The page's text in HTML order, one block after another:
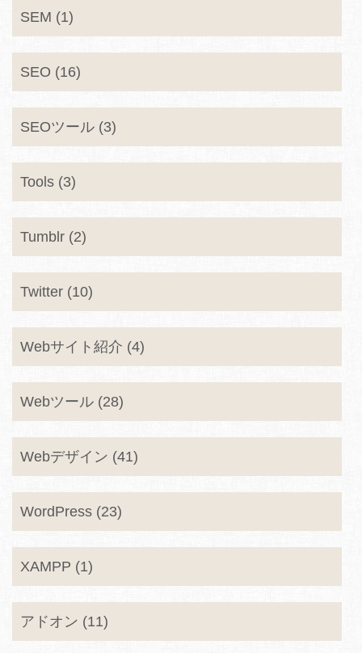
SEM (1)
SEO (16)
SEOツール (3)
Tools (3)
Tumblr (2)
Twitter (10)
Webサイト紹介 (4)
Webツール (28)
Webデザイン (41)
WordPress (23)
XAMPP (1)
アドオン (11)